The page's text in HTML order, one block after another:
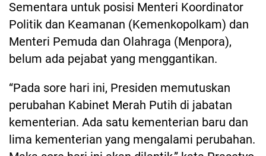
Sementara untuk posisi Menteri Koordinator
Politik dan Keamanan (Kemenkopolkam) dan
Menteri Pemuda dan Olahraga (Menpora),
belum ada pejabat yang menggantikan.
“Pada sore hari ini, Presiden memutuskan
perubahan Kabinet Merah Putih di jabatan
kementerian. Ada satu kementerian baru dan
lima kementerian yang mengalami perubahan.